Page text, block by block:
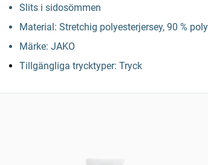
Slits i sidosömmen
Material: Stretchig polyesterjersey, 90 %
Märke: JAKO
Tillgängliga trycktyper: Tryck